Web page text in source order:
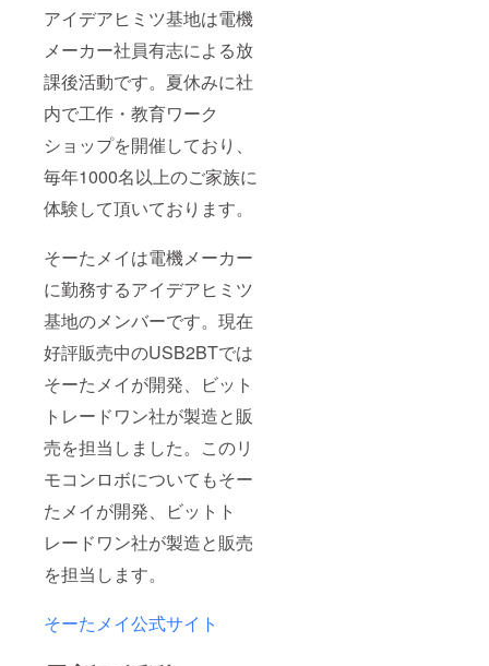
アイデアヒミツ基地は電機
メーカー社員有志による放
課後活動です。夏休みに社
内で工作・教育ワーク
ショップを開催しており、
毎年1000名以上のご家族に
体験して頂いております。
そーたメイは電機メーカー
に勤務するアイデアヒミツ
基地のメンバーです。現在
好評販売中のUSB2BTでは
そーたメイが開発、ビット
トレードワン社が製造と販
売を担当しました。このリ
モコンロボについてもそー
たメイが開発、ビットト
レードワン社が製造と販売
を担当します。
そーたメイ公式サイト